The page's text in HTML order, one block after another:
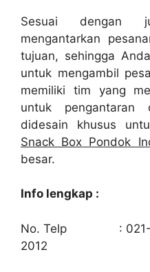
Sesuai dengan
mengantarkan
tujuan, sehingga
untuk mengambil
memiliki tim yang
untuk
didesain khusus
Snack Box Pondok
besar.
Info lengkap :
No. Telp : 021-
2012